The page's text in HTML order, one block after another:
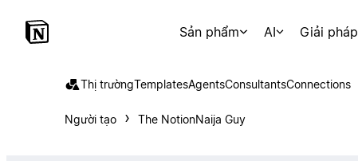
Sản phẩm AI Giải pháp
Thị trườngTemplatesAgentsConsultantsConnections
Người tạo The NotionNaija Guy